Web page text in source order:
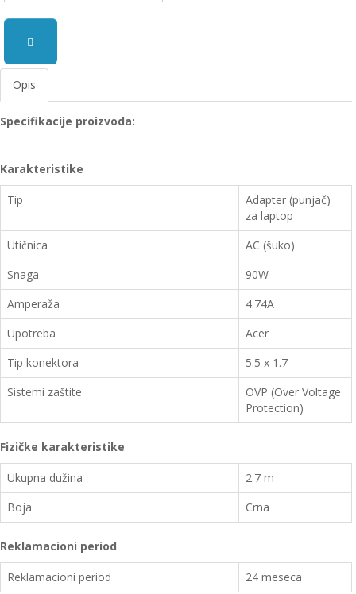
Opis
Specifikacije proizvoda:
Karakteristike
Tip
Adapter (punjač)
za laptop
Utičnica
AC (šuko)
Snaga
90W
Amperaža
4.74A
Upotreba
Acer
Tip konektora
5.5 x 1.7
Sistemi zaštite
OVP (Over Voltage
Protection)
Fizičke karakteristike
Ukupna dužina
2.7 m
Boja
Crna
Reklamacioni period
Reklamacioni period 24 meseca